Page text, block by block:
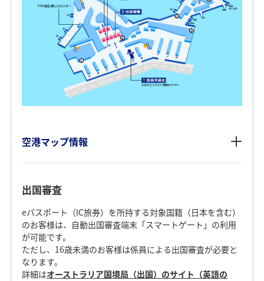
空港マップ情報
出国審査
eパスポート（IC旅券）を所持する対象国籍（日本を含む）
のお客様は、自動出国審査端末「スマートゲート」の利用
が可能です。
ただし、16歳未満のお客様は係員による出国審査が必要と
なります。
詳細はオーストラリア国境局（出国）のサイト（英語の